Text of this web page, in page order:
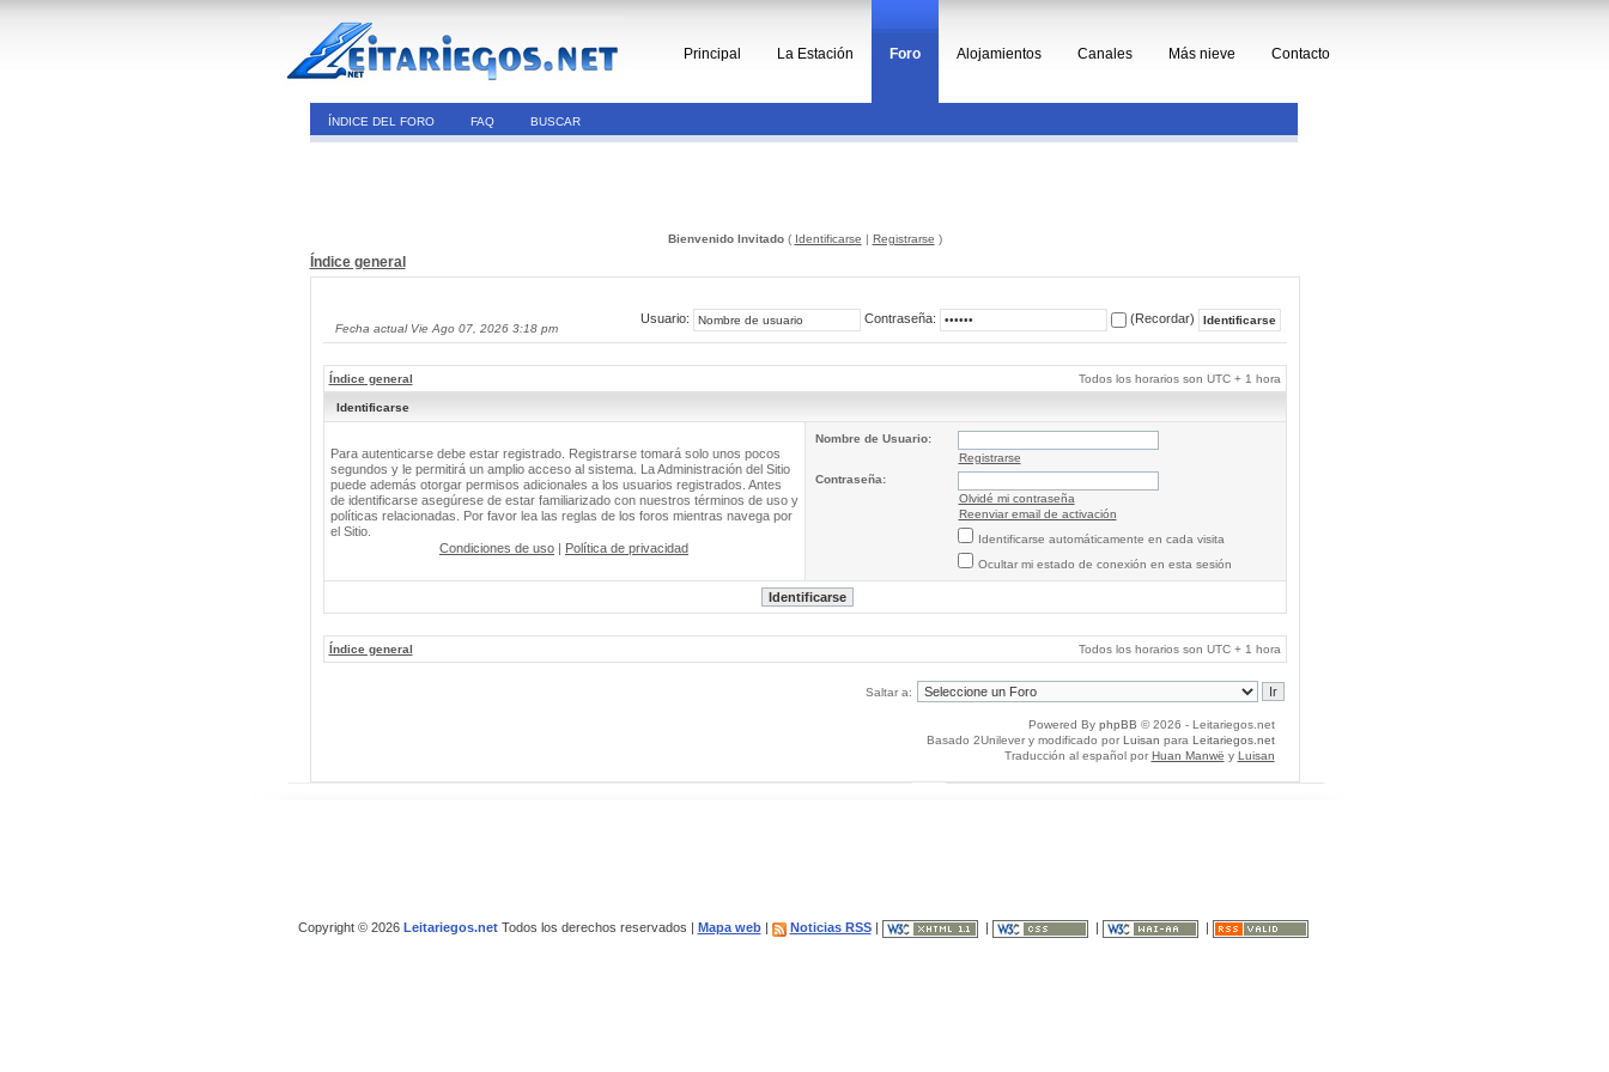
Principal La Estación Foro Alojamientos Canales Más nieve Contacto
ÍNDICE DEL FORO FAQ BUSCAR
Bienvenido Invitado( Identificarse | Registrarse )
Índice general
Fecha actual Vie Ago 07, 2026 3:18 pm
Usuario: Contraseña: (Recordar)
Índice general Todos los horarios son UTC + 1 hora
Identificarse
Para autenticarse debe estar registrado. Registrarse tomará solo unos pocos
segundos y le permitirá un amplio acceso al sistema. La Administración del Sitio
puede además otorgar permisos adicionales a los usuarios registrados. Antes
de identificarse asegúrese de estar familiarizado con nuestros términos de uso y
políticas relacionadas. Por favor lea las reglas de los foros mientras navega por
el Sitio.
Condiciones de uso | Política de privacidad
Nombre de Usuario:
Registrarse
Contraseña:
Olvidé mi contraseña
Reenviar email de activación
Identificarse automáticamente en cada visita
Ocultar mi estado de conexión en esta sesión
Índice general Todos los horarios son UTC + 1 hora
Saltar a:
Powered By phpBB © 2026 - Leitariegos.net
Basado 2Unilever y modificado por Luisan para Leitariegos.net
Traducción al español por Huan Manwë y Luisan
Copyright © 2026 Leitariegos.netTodos los derechos reservados | Mapa web| Noticias RSS|